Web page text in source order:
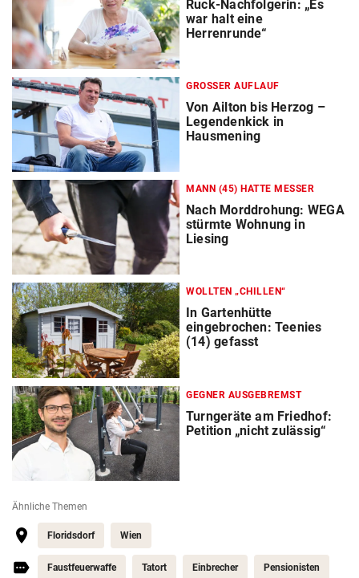
Ruck-Nachfolgerin: „Es
war halt eine
Herrenrunde“
GROSSER AUFLAUF
Von Ailton bis Herzog –
Legendenkick in
Hausmening
MANN (45) HATTE MESSER
Nach Morddrohung: WEGA
stürmte Wohnung in
Liesing
WOLLTEN „CHILLEN“
In Gartenhütte
eingebrochen: Teenies
(14) gefasst
GEGNER AUSGEBREMST
Turngeräte am Friedhof:
Petition „nicht zulässig“
Ähnliche Themen
Floridsdorf Wien
Faustfeuerwaffe Tatort Einbrecher Pensionisten